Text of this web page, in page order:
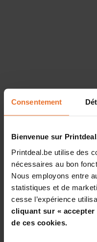
Consentement
Bienvenue sur
Printdeal.be utilise des
nécessaires au bon
Nous employons entre
statistiques et de
cesse l’expérience
cliquant sur «
de ces cookies.